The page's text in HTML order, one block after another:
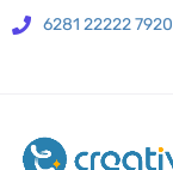
6281 22222 7920